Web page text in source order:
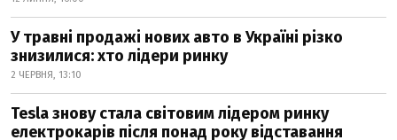
У травні продажі нових авто в Україні різко
знизилися: хто лідери ринку
2 ЧЕРВНЯ, 13:10
Tesla знову стала світовим лідером ринку
електрокарів після понад року відставання